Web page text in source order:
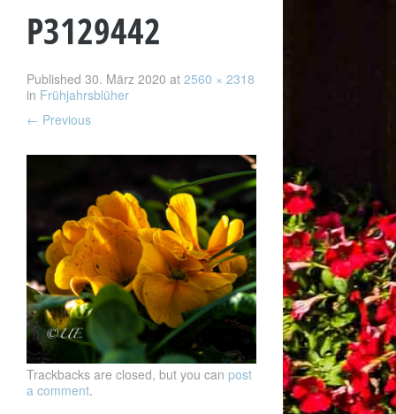
P3129442
Published 30. März 2020 at 2560 × 2318
in Frühjahrsblüher
← Previous
Trackbacks are closed, but you can post
a comment.